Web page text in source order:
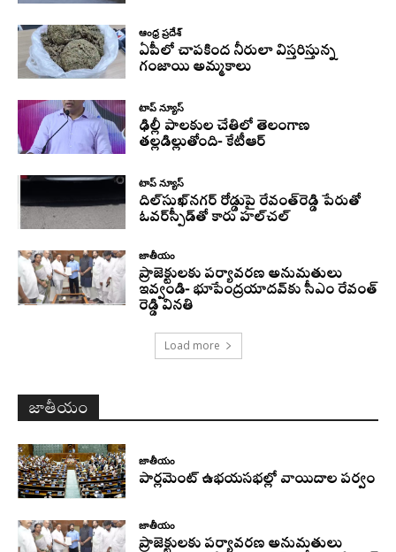
ఆంధ్ర ప్రదేశ్
ఏపీలో చాపకింద నీరులా విస్తరిస్తున్న
గంజాయి అమ్మకాలు
టాప్ న్యూస్
ఢిల్లీ పాలకుల చేతిలో తెలంగాణ
తల్లడిల్లుతోంది- కేటీఆర్
టాప్ న్యూస్
దిల్‌సుఖ్‌నగర్‌ రోడ్డుపై రేవంత్‌రెడ్డి పేరుతో
ఓవర్‌స్పీడ్‌తో కారు హల్‌చల్‌
జాతీయం
ప్రాజెక్టులకు పర్యావరణ అనుమతులు
ఇవ్వండి- భూపేంద్రయాదవ్‌కు సీఎం రేవంత్‌
రెడ్డి వినతి
Load more
జాతీయం
జాతీయం
పార్లమెంట్ ఉభయసభల్లో వాయిదాల పర్వం
జాతీయం
ప్రాజెక్టులకు పర్యావరణ అనుమతులు